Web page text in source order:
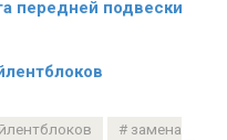
передней подвески
замена